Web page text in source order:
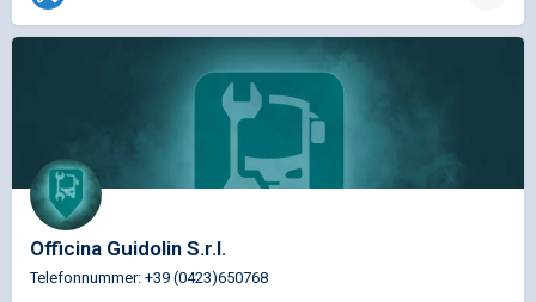
Officina Guidolin S.r.l.
Telefonnummer: +39 (0423)650768